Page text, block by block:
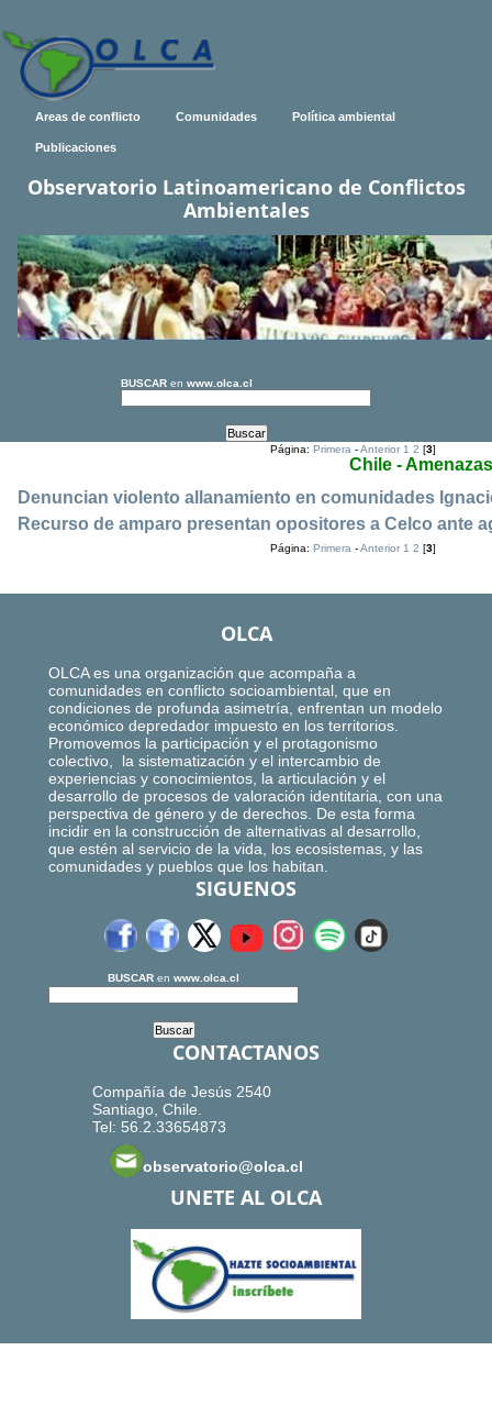
Areas de conflicto Comunidades Política ambiental
Publicaciones
Observatorio Latinoamericano de Conflictos
Ambientales
BUSCAR en www.olca.cl
Página:Primera -Anterior 1 2 [3]
Chile - Amenazas
Denuncian violento allanamiento en comunidades
Recurso de amparo presentan opositores a Celco ante
Página:Primera -Anterior 1 2 [3]
OLCA
OLCA es una organización que acompaña a
comunidades en conflicto socioambiental, que en
condiciones de profunda asimetría, enfrentan un modelo
económico depredador impuesto en los territorios.
Promovemos la participación y el protagonismo
colectivo, la sistematización y el intercambio de
experiencias y conocimientos, la articulación y el
desarrollo de procesos de valoración identitaria, con una
perspectiva de género y de derechos. De esta forma
incidir en la construcción de alternativas al desarrollo,
que estén al servicio de la vida, los ecosistemas, y las
comunidades y pueblos que los habitan.
SIGUENOS
BUSCAR en www.olca.cl
CONTACTANOS
Compañía de Jesús 2540
Santiago, Chile.
Tel: 56.2.33654873
observatorio@olca.cl
UNETE AL OLCA